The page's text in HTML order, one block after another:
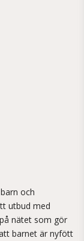
och
utbud med
nätet som gör
barnet är nyfött